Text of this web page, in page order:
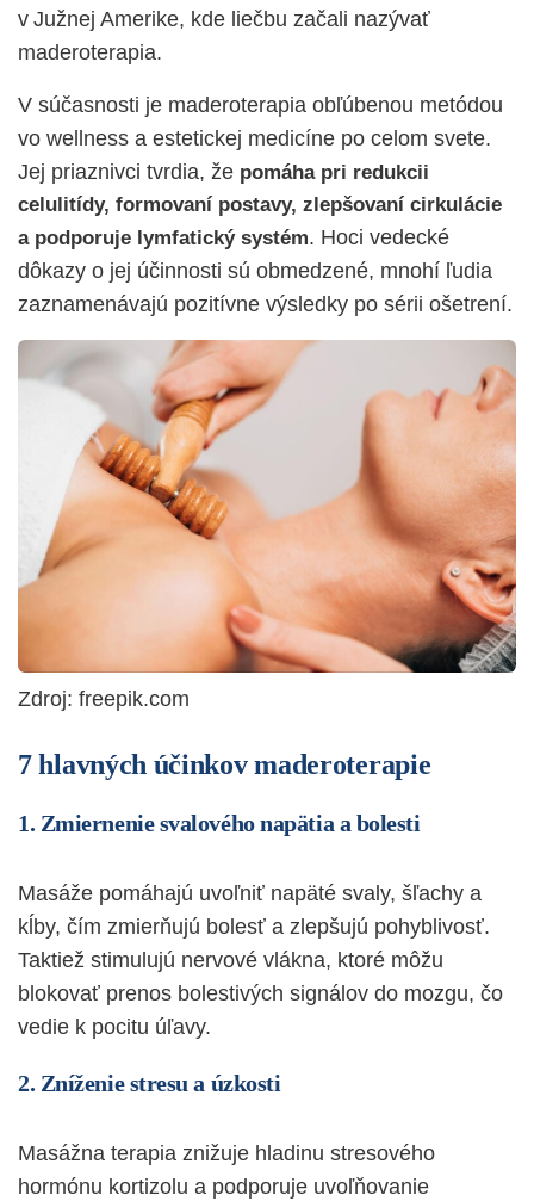
v Južnej Amerike, kde liečbu začali nazývať
maderoterapia.
V súčasnosti je maderoterapia obľúbenou metódou
vo wellness a estetickej medicíne po celom svete.
Jej priaznivci tvrdia, že pomáha pri redukcii
celulitídy, formovaní postavy, zlepšovaní cirkulácie
a podporuje lymfatický systém. Hoci vedecké
dôkazy o jej účinnosti sú obmedzené, mnohí ľudia
zaznamenávajú pozitívne výsledky po sérii ošetrení.
Zdroj: freepik.com
7 hlavných účinkov maderoterapie
1. Zmiernenie svalového napätia a bolesti
Masáže pomáhajú uvoľniť napäté svaly, šľachy a
kĺby, čím zmierňujú bolesť a zlepšujú pohyblivosť.
Taktiež stimulujú nervové vlákna, ktoré môžu
blokovať prenos bolestivých signálov do mozgu, čo
vedie k pocitu úľavy.
2. Zníženie stresu a úzkosti
Masážna terapia znižuje hladinu stresového
hormónu kortizolu a podporuje uvoľňovanie